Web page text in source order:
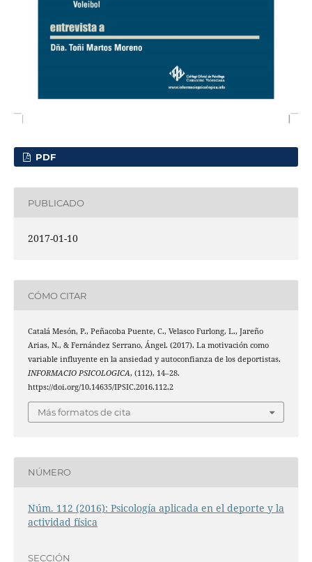
PDF
PUBLICADO
2017-01-10
CÓMO CITAR
Catalá Mesón, P., Peñacoba Puente, C., Velasco Furlong, L., Jareño
Arias, N., & Fernández Serrano, Ángel. (2017). La motivación como
variable influyente en la ansiedad y autoconfianza de los deportistas.
INFORMACIO PSICOLOGICA, (112), 14–28.
https://doi.org/10.14635/IPSIC.2016.112.2
Más formatos de cita
NÚMERO
Núm. 112 (2016): Psicología aplicada en el deporte y la
actividad física
SECCIÓN